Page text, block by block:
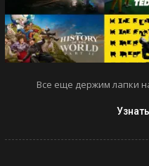
Все еще держим лапки